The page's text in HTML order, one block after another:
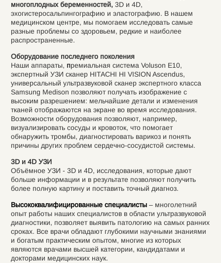
многоплодных беременностей, 3D и 4D,
эхогистеросальпингографию и эластографию. В нашем
медицинском центре, мы помогаем исследовать самые
разные проблемы со здоровьем, редкие и наиболее
распространенные.
Оборудование последнего поколения
Наши аппараты, премиальная система Voluson E10,
экспертный УЗИ сканер HITACHI HI VISION Ascendus,
универсальный ультразвуковой сканер экспертного класса
Samsung Мedison позволяют получать изображение с
высоким разрешением: мельчайшие детали и изменения
тканей отображаются на экране во время исследования.
Возможности оборудования позволяют, например,
визуализировать сосуды и кровоток, что помогает
обнаружить тромбы, диагностировать варикоз и понять
причины других проблем сердечно-сосудистой системы.
3D и 4D УЗИ
Объёмное УЗИ - 3D и 4D, исследования, которые дают
больше информации и в результате позволяют получить
более полную картину и поставить точный диагноз.
Высококвалифицированные специалисты– многолетний
опыт работы наших специалистов в области ультразвуковой
диагностики, позволяет выявить патологию на самых ранних
сроках. Все врачи обладают глубокими научными знаниями
и богатым практическим опытом, многие из которых
являются врачами высшей категории, кандидатами и
докторами медицинских наук.